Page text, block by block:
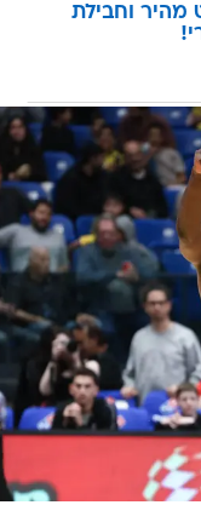
מהיר וחבילת